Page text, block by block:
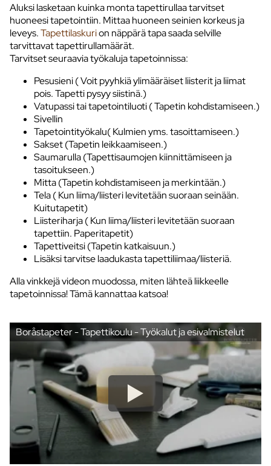
Aluksi lasketaan kuinka monta tapettirullaa tarvitset
huoneesi tapetointiin. Mittaa huoneen seinien korkeus ja
leveys.Tapettilaskurion näppärä tapa saada selville
tarvittavat tapettirullamäärät.
Tarvitset seuraavia työkaluja tapetoinnissa:
Pesusieni ( Voit pyyhkiä ylimääräiset liisterit ja liimat
pois. Tapetti pysyy siistinä.)
Vatupassi tai tapetointiluoti ( Tapetin kohdistamiseen.)
Sivellin
Tapetointityökalu( Kulmien yms. tasoittamiseen.)
Sakset (Tapetin leikkaamiseen.)
Saumarulla (Tapettisaumojen kiinnittämiseen ja
tasoitukseen.)
Mitta (Tapetin kohdistamiseen ja merkintään.)
Tela ( Kun liima/liisteri levitetään suoraan seinään.
Kuitutapetit)
Liisteriharja ( Kun liima/liisteri levitetään suoraan
tapettiin. Paperitapetit)
Tapettiveitsi (Tapetin katkaisuun.)
Lisäksi tarvitse laadukasta tapettiliimaa/liisteriä.
Alla vinkkejä videon muodossa, miten lähteä liikkeelle
tapetoinnissa! Tämä kannattaa katsoa!
Boråstapeter - Tapettikoulu - Työkalut ja esivalmistelut